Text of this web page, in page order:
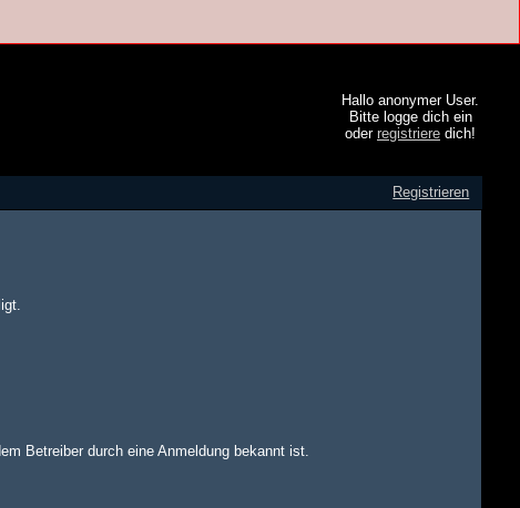
Hallo anonymer User.
Bitte logge dich ein
oder registriere dich!
Registrieren
Betreiber durch eine Anmeldung bekannt ist.